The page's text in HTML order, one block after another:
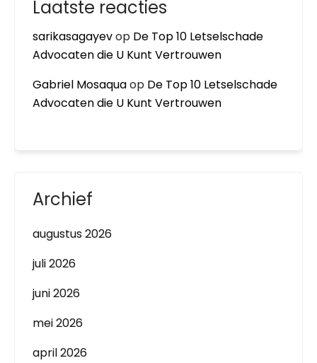
Laatste reacties
sarikasagayevop De Top 10 Letselschade
Advocaten die U Kunt Vertrouwen
Gabriel Mosaquaop De Top 10 Letselschade
Advocaten die U Kunt Vertrouwen
Archief
augustus 2026
juli 2026
juni 2026
mei 2026
april 2026